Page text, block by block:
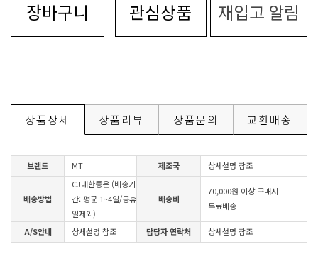
장바구니 관심상품 재입고 알림
상품상세 상품리뷰 상품문의 교환배송
브랜드 MT 제조국 상세설명 참조
배송방법
CJ대한통운 (배송기
간: 평균 1~4일/공휴
일제외)
배송비
70,000원 이상 구매시
무료배송
A/S안내 상세설명 참조 담당자 연락처 상세설명 참조